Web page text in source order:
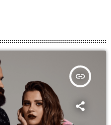
insert_link